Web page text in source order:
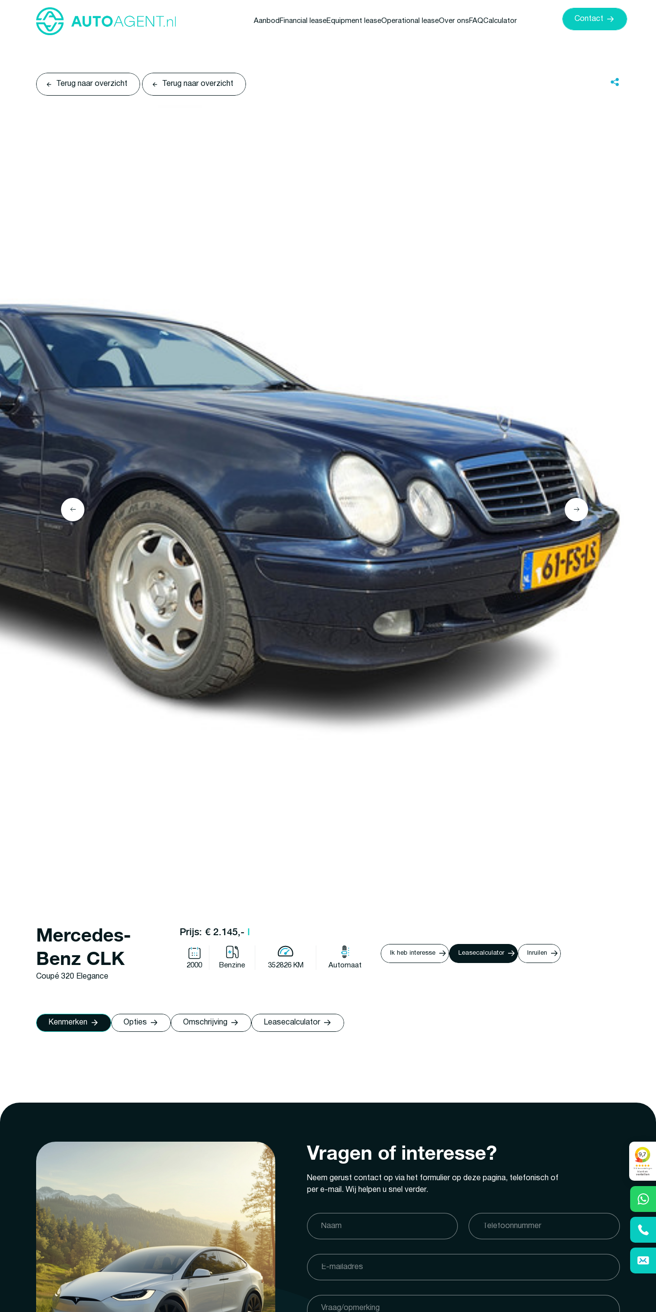
Aanbod Financial leaseEquipment leaseOperational leaseOver ons FAQCalculator Contact
Terug naar overzicht Terug naar overzicht
Mercedes-
Benz CLK
Coupé 320 Elegance
Prijs: € 2.145,- l
2000 Benzine 352826 KM Automaat
Ik heb interesse Leasecalculator Inruilen
Kenmerken Opties Omschrijving Leasecalculator
Vragen of interesse?
Neem gerust contact op via het formulier op deze pagina, telefonisch of
per e-mail. Wij helpen u snel verder.